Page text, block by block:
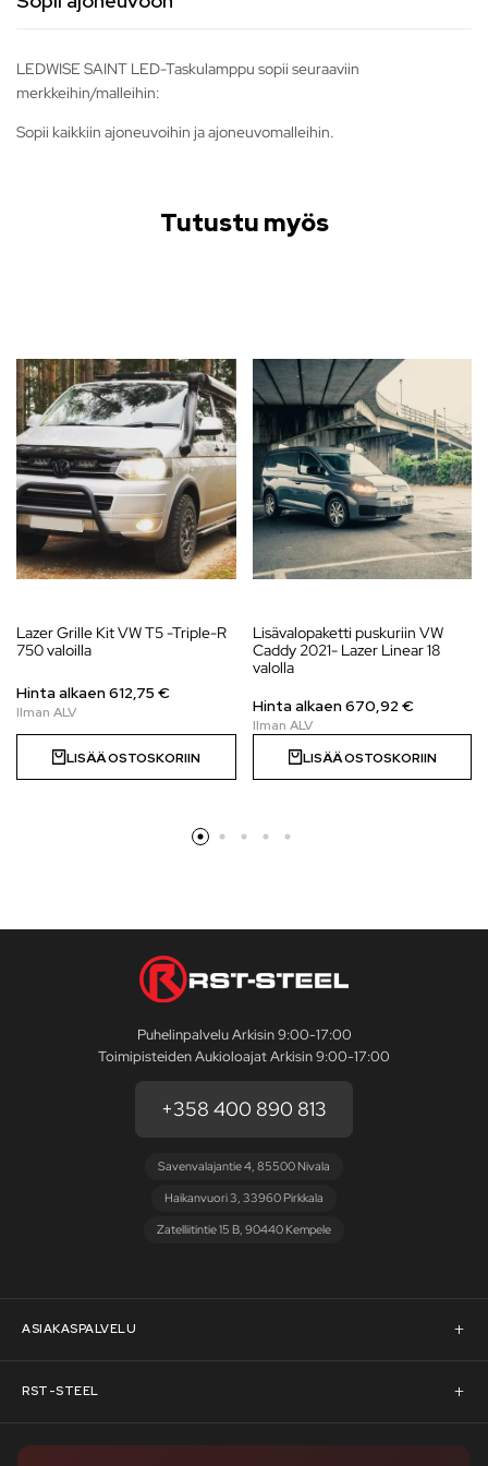
LEDWISE SAINT LED-Taskulamppu sopii seuraaviin
merkkeihin/malleihin:
Sopii kaikkiin ajoneuvoihin ja ajoneuvomalleihin.
Tutustu myös
Lazer Grille Kit VW T5 -Triple-R
750 valoilla
Hinta alkaen612,75 €
LISÄÄ OSTOSKORIIN
Lisävalopaketti puskuriin VW
Caddy 2021- Lazer Linear 18
valolla
Hinta alkaen670,92€
LISÄÄ OSTOSKORIIN
Puhelinpalvelu Arkisin 9:00-17:00
Toimipisteiden Aukioloajat Arkisin 9:00-17:00
+358 400 890 813
Savenvalajantie 4, 85500 Nivala
Haikanvuori 3, 33960 Pirkkala
Zatelliitintie 15 B, 90440 Kempele
ASIAKASPALVELU
Asiakaspalvelu
Pyydä tarjous
RST-STEEL
RST-Steelin tarina